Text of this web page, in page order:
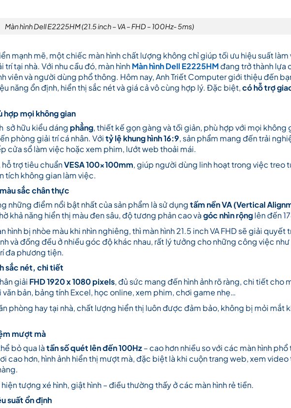
Màn hình Dell E2225HM (21.5 inch – VA – FHD – 100Hz- 5ms)
mạnh mẽ, một chiếc màn hình chất lượng không chỉ giúp tối ưu hiệu suất làm
tại nhà. Với nhu cầu đó, màn hìnhMàn hình Dell E2225HMđang trở thành lựa
viên và người dùng phổ thông. Hôm nay, Anh Triết Computer giới thiệu đến
năng ổn định, hiển thị sắc nét và giá cả vô cùng hợp lý. Đặc biệt,có hỗ trợ
hợp mọi không gian
sở hữu kiểu dáng phẳng, thiết kế gọn gàng và tối giản, phù hợp với mọi không
phòng giải trí cá nhân. Vớitỷ lệ khung hình 16:9, sản phẩm mang đến trải
cửa sổ làm việc hoặc xem phim, lướt web thoải mái.
trợ tiêu chuẩnVESA 100x100mm, giúp người dùng linh hoạt trong việc treo
tích không gian làm việc.
sắc chân thực
những điểm nổi bật nhất của sản phẩm là sử dụngtấm nền VA (Vertical
khả năng hiển thị màu đen sâu, độ tương phản cao vàgóc nhìn rộnglên đến
hình bị nhòe màu khi nhìn nghiêng, thì màn hình 21.5 inch VA FHD sẽ giải quyết
và đồng đều ở nhiều góc độ khác nhau, rất lý tưởng cho những công việc
đa phương tiện.
sắc nét, chi tiết
giải FHD 1920 x 1080 pixels, đủ sức mang đến hình ảnh rõ ràng, chi tiết cho
bản, bảng tính Excel, học online, xem phim, chơi game nhẹ…
phòng hay tại nhà, chất lượng hiển thị luôn được đảm bảo, không bị mỏi mắt
mượt mà
bỏ qua làtần số quét lên đến 100Hz– cao hơn nhiều so với các màn hình phổ
cao hơn, hình ảnh hiển thị mượt mà, đặc biệt là khi cuộn trang web, xem
tượng xé hình, giật hình – điều thường thấy ở các màn hình rẻ tiền.
suất ổn định